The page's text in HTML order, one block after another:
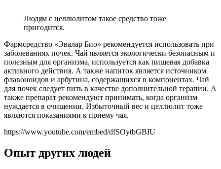
Людям с целлюлитом такое средство тоже
пригодится.
Фармсредство «Эвалар Био» рекомендуется использовать при
заболеваниях почек. Чай является экологически безопасным и
полезным для организма, используется как пищевая добавка
активного действия. А также напиток является источником
флавоноидов и арбутина, содержащихся в компонентах. Чай
для почек следует пить в качестве дополнительной терапии. А
также препарат рекомендуют принимать, когда организм
нуждается в очищении. Избыточный вес и целлюлит тоже
являются показаниями к приему чая.
https://www.youtube.com/embed/dfSOytbGBIU
Опыт других людей